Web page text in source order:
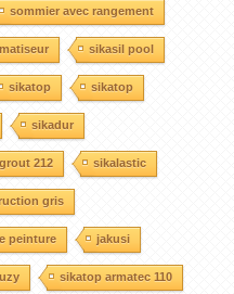
sommier avec rangement
sikasil pool
sikatop sikatop
sikadur
212 sikalastic
gris
peinture jakusi
sikatop armatec 110